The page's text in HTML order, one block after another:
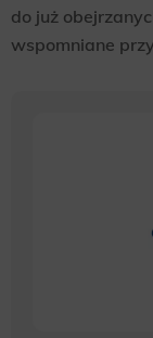
do już
wspomniane